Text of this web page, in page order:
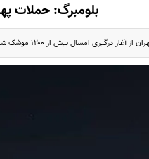
بلومبرگ: حملات
بیش از ۱۲۰۰ موشک شاهد شلیک کرده و این نشان می‌دهد که آنها می‌توانند ...